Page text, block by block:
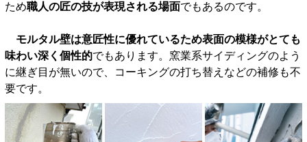
ため職人の匠の技が表現される場面でもあるのです。
モルタル壁は意匠性に優れているため表面の模様がとても
味わい深く個性的でもあります。窯業系サイディングのよう
に継ぎ目が無いので、コーキングの打ち替えなどの補修も不
要です。